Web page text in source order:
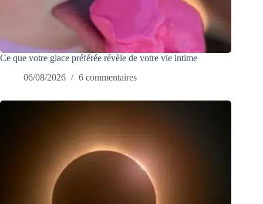
Ce que votre glace préférée révèle de votre vie intime
06/08/2026
6 commentaires